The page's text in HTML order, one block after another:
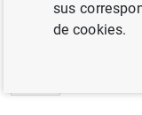
sus
de cookies.